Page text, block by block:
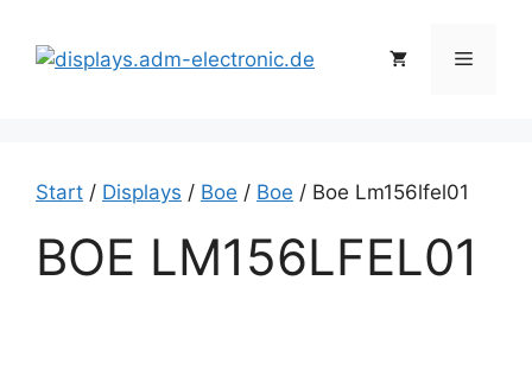
Inhalt
springen
Menü
Start / Displays / Boe / Boe / Boe Lm156lfel01
BOE LM156LFEL01